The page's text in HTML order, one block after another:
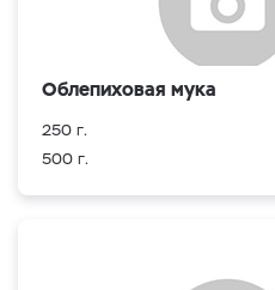
Облепиховая мука
250 г.
500 г.